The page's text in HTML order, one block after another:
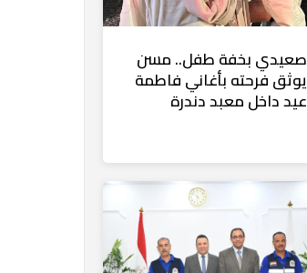
صعيدي بخفة طفل.. مسن
يوثق فرحته بأغاني فاطمة
عيد داخل معبد دندرة